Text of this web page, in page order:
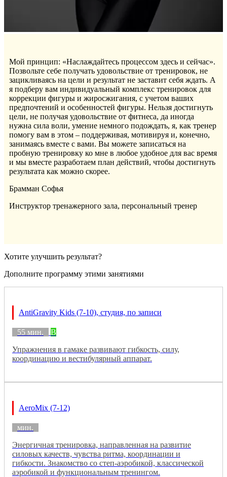
Мой принцип: «Наслаждайтесь процессом здесь и сейчас».
Позвольте себе получать удовольствие от тренировок, не
зацикливаясь на цели и результат не заставит себя ждать. А
я подберу вам индивидуальный комплекс тренировок для
коррекции фигуры и жиросжигания, с учетом ваших
предпочтений и особенностей фигуры. Нельзя достигнуть
цели, не получая удовольствие от фитнеса, да иногда
нужна сила воли, умение немного подождать, я, как тренер
помогу вам в этом – поддерживая, мотивируя и, конечно,
занимаясь вместе с вами. Вы можете записаться на
пробную тренировку ко мне в любое удобное для вас время
и мы вместе разработаем план действий, чтобы достигнуть
результата как можно скорее.
Брамман Софья
Инструктор тренажерного зала, персональный тренер
Хотите улучшить результат?
Дополните программу этими занятиями
AntiGravity Kids (7-10), студия, по записи
55 мин.
B
Упражнения в гамаке развивают гибкость, силу,
координацию и вестибулярный аппарат.
AeroMix (7-12)
мин.
Энергичная тренировка, направленная на развитие
силовых качеств, чувства ритма, координации и
гибкости. Знакомство со степ-аэробикой, классической
аэробикой и функциональным тренингом.